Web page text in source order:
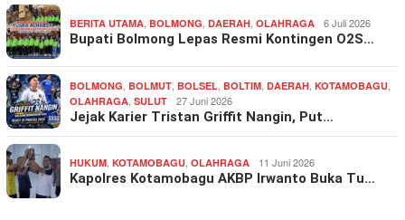
BERITA UTAMA BOLMONG DAERAH OLAHRAGA 6 Juli 2026
Bupati Bolmong Lepas Resmi Kontingen O2S…
BOLMONG BOLMUT BOLSEL BOLTIM DAERAH KOTAMOBAGU
OLAHRAGA SULUT 27 Juni 2026
Jejak Karier Tristan Griffit Nangin, Put…
HUKUM KOTAMOBAGU OLAHRAGA 11 Juni 2026
Kapolres Kotamobagu AKBP Irwanto Buka Tu…